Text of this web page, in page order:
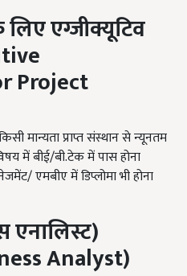
लिए एग्जीक्यूटिव
Project
मान्यता प्राप्त संस्थान से न्यूनतम
में बीई/बी.टेक में पास होना
एमबीए में डिप्लोमा भी होना
एनालिस्ट)
Analyst)